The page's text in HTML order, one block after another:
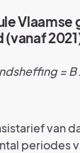
= B
van
periodes